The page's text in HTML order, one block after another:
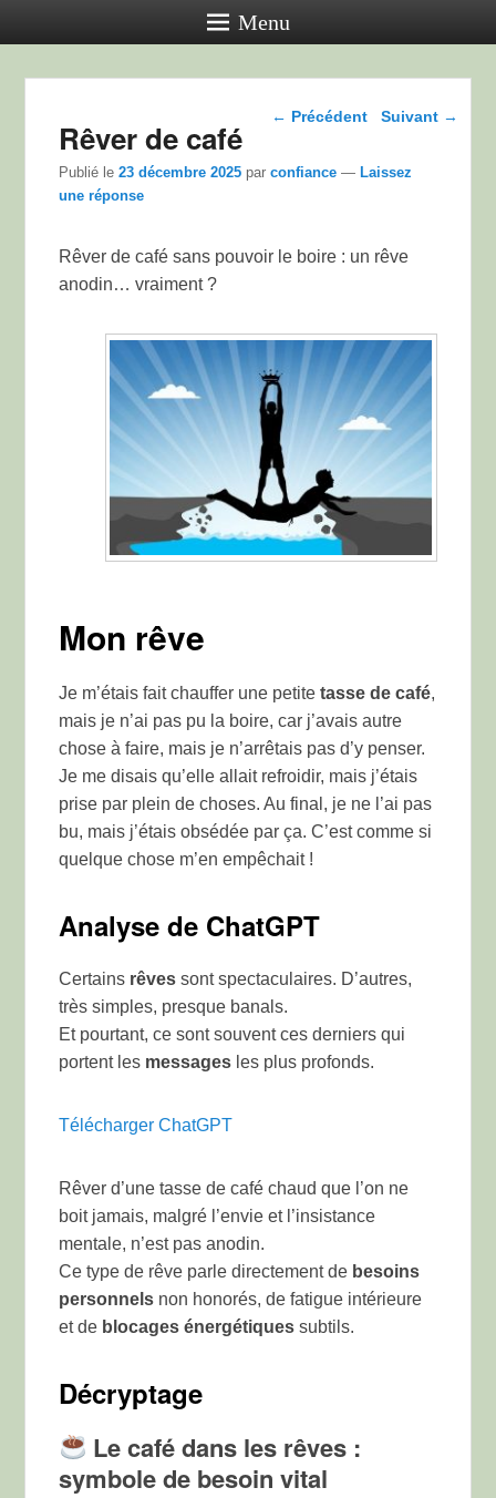
Menu
Navigation dans les
← Précédent Suivant →
Rêver de café
Publié le23 décembre 2025 parconfiance —Laissez
une réponse
Rêver de café sans pouvoir le boire : un rêve
anodin… vraiment ?
Mon rêve
Je m’étais fait chauffer une petitetasse de café,
mais je n’ai pas pu la boire, car j’avais autre
chose à faire, mais je n’arrêtais pas d’y penser.
Je me disais qu’elle allait refroidir, mais j’étais
prise par plein de choses. Au final, je ne l’ai pas
bu, mais j’étais obsédée par ça. C’est comme si
quelque chose m’en empêchait !
Analyse de ChatGPT
Certains rêves sont spectaculaires. D’autres,
très simples, presque banals.
Et pourtant, ce sont souvent ces derniers qui
portent les messages les plus profonds.
Télécharger ChatGPT
Rêver d’une tasse de café chaud que l’on ne
boit jamais, malgré l’envie et l’insistance
mentale, n’est pas anodin.
Ce type de rêve parle directement de besoins
personnels non honorés, de fatigue intérieure
et de blocages énergétiques subtils.
Décryptage
Le café dans les rêves :
symbole de besoin vital